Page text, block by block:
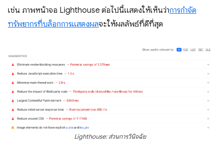
เช่น ภาพหน้าจอ Lighthouse ต่อไปนี้แสดงให้เห็นว่าการกำจัด
ทรัพยากรที่บล็อกการแสดงผลจะให้ผลลัพธ์ที่ดีที่สุด
Lighthouse: ส่วนการวินิจฉัย